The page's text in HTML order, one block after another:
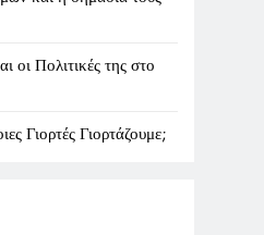
οι Πολιτικές της στο
Γιορτές Γιορτάζουμε;